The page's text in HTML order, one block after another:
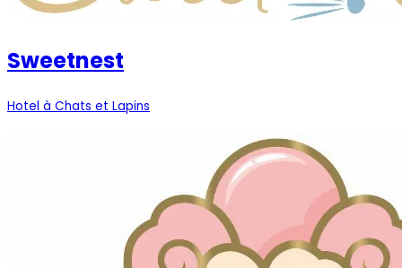
Sweetnest
Hotel à Chats et Lapins